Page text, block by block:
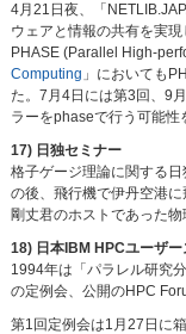
4月21日夜、「
ウェアと情報の共有を実
PHASE (Parallel High-
Computing 」においても
た。7月4日には第3回、9
ラーをphaseで行う可能
17) 日独セミナー
格子ゲージ理論に関する
の後、飛行機で伊丹空港
剛丈君のホストであった
18) 日本IBM HPCユーザ
1994年は「パラレル研究
の定例会、公開のHPC
第1回定例会は1月27日に